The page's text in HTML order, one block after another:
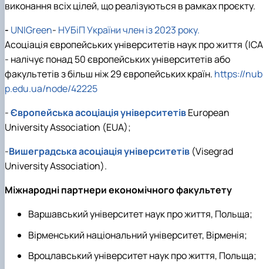
Проєкт «Розвиток лідерських навичок жінок
виконання всіх цілей, що реалізуються в рамках проєкту.
- UNIGreen- НУБіП України член із 2023 року.
Асоціація європейських університетів наук про життя
- налічує понад 50 європейських університетів або
факультетів з більш ніж 29 європейських країн. https://
p.edu.ua/node/42225
-Європейська асоціація університетівEuropean
University Association (EUA);
-Вишеградська асоціація університетів (Visegrad
University Association).
Міжнародні партнери економічного факультету
Варшавський університет наук про життя, Польща;
Вірменський національний університет, Вірменія;
Вроцлавський університет наук про життя, Польща;